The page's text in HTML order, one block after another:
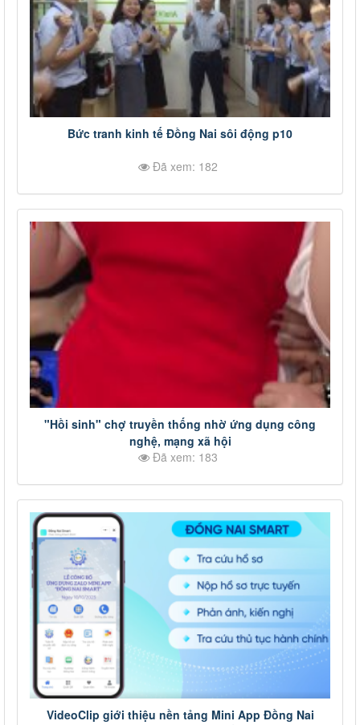
Bức tranh kinh tế Đồng Nai sôi động p10
Đã xem: 182
"Hồi sinh" chợ truyền thống nhờ ứng dụng công
nghệ, mạng xã hội
Đã xem: 183
VideoClip giới thiệu nền tảng Mini App Đồng Nai